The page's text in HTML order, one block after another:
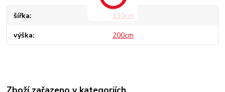
šířka 130cm
výška 200cm